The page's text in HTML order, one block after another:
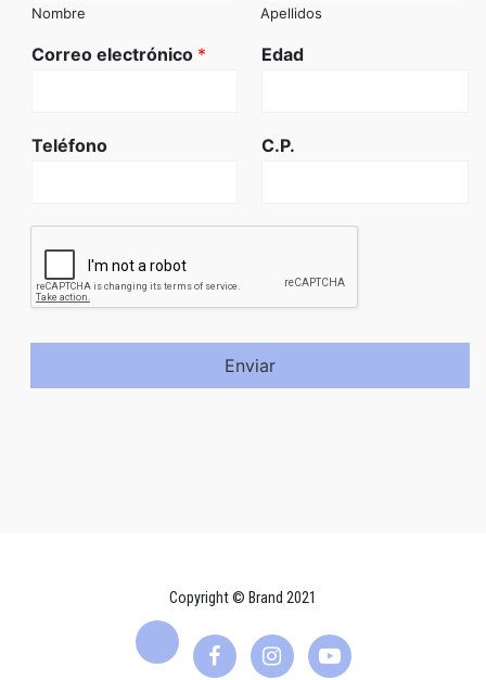
Nombre Apellidos
Correo electrónico * Edad
Teléfono C.P.
Enviar
Copyright © Brand 2021